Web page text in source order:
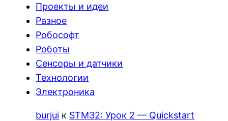
Проекты и идеи
Разное
Робософт
Роботы
Сенсоры и датчики
Технологии
Электроника
burjui к STM32: Урок 2 — Quickstart